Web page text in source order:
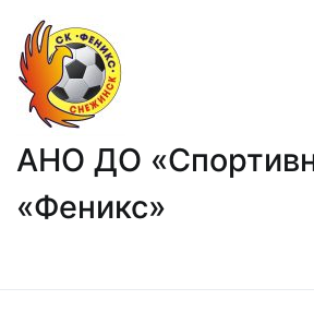
содержимому
АНО ДО
«Феникс»